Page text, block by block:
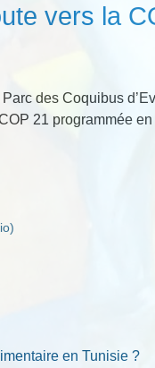
vers la
des Coquibus
21 programmée
)
en Tunisie ?